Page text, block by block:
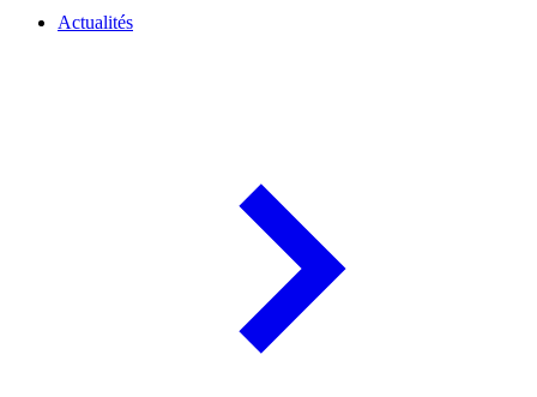
Actualités